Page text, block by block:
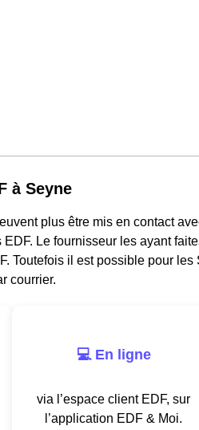
à Seyne
plus être mis en contact
Le fournisseur les ayant
Toutefois il est possible pour
courrier.
💻 En ligne
via l’espace client EDF, sur
l’application EDF & Moi.